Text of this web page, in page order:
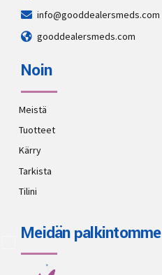
info@gooddealersmeds.com
gooddealersmeds.com
Noin
Meistä
Tuotteet
Kärry
Tarkista
Tilini
Meidän palkintomme